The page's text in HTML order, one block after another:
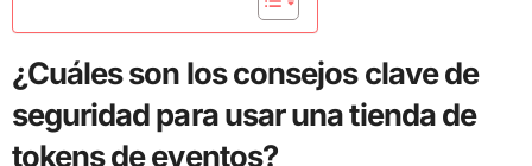
¿Cuáles son los consejos clave de
seguridad para usar una tienda de
tokens de eventos?